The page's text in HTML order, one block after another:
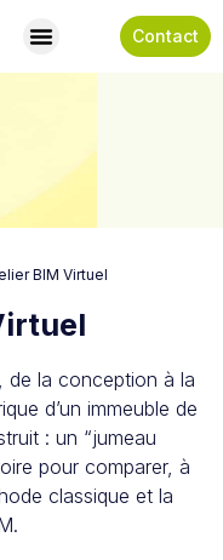
Contact
BIM Virtuel
de la conception à la
d’un immeuble de
: un “jumeau
pour comparer, à
classique et la